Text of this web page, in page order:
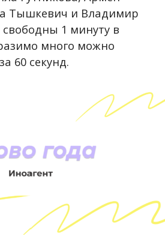
Тышкевич и Владимир
1 минуту в
много можно
60 секунд.